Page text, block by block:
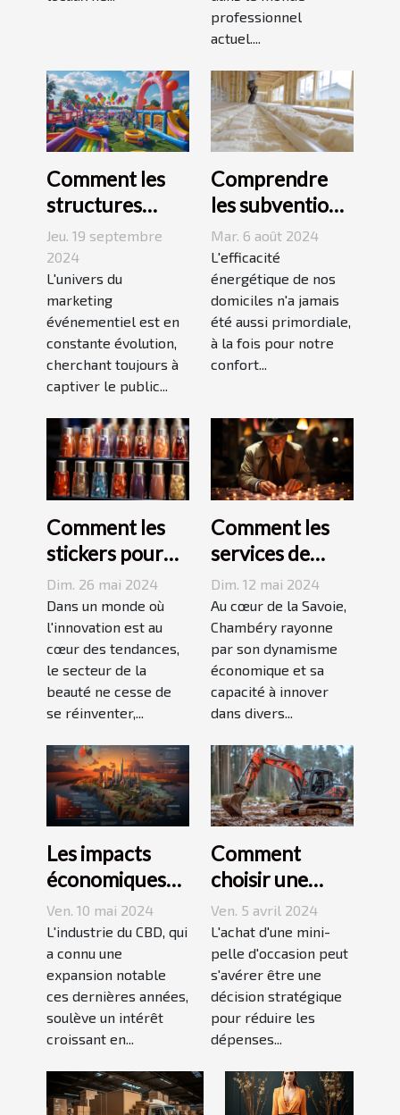
professionnel
actuel....
Comment les
structures
gonflables
révolutionnent
le marketing
événementiel
Jeu. 19 septembre
2024
L'univers du
marketing
événementiel est en
constante évolution,
cherchant toujours à
captiver le public...
Comprendre
les subventions
disponibles
pour l'isolation
des habitations
Mar. 6 août 2024
L'efficacité
énergétique de nos
domiciles n'a jamais
été aussi primordiale,
à la fois pour notre
confort...
Comment les
stickers pour
ongles
révolutionnent
le marché de la
beauté et
augmentent les
ventes de
cosmétiques
Dim. 26 mai 2024
Dans un monde où
l'innovation est au
cœur des tendances,
le secteur de la
beauté ne cesse de
se réinventer,...
Comment les
services de
détective privé
stimulent
l'économie
locale à
Chambéry
Dim. 12 mai 2024
Au cœur de la Savoie,
Chambéry rayonne
par son dynamisme
économique et sa
capacité à innover
dans divers...
Les impacts
économiques
de l'industrie
du CBD en
France : analyse
du marché et
perspectives
futures
Ven. 10 mai 2024
L'industrie du CBD, qui
a connu une
expansion notable
ces dernières années,
soulève un intérêt
croissant en...
Comment
choisir une
mini-pelle
d'occasion pour
optimiser le
coût de vos
projets de
construction
Ven. 5 avril 2024
L'achat d'une mini-
pelle d'occasion peut
s'avérer être une
décision stratégique
pour réduire les
dépenses...